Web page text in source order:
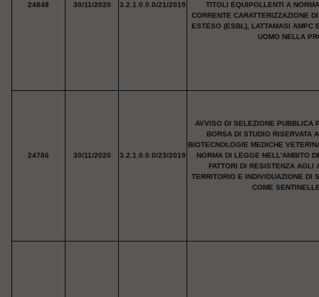
24848 30/11/2020 3.2.1.0.0.0/21/2019
TITOLI EQUIPOLLENTI A
CORRENTE CARATTERIZZAZIONE
ESTESO (ESBL), LATTAMASI AMPC
UOMO NELLA
24786 30/11/2020 3.2.1.0.0.0/23/2019
AVVISO DI SELEZIONE PUBBLICA
BORSA DI STUDIO RISERVATA
BIOTECNOLOGIE MEDICHE
NORMA DI LEGGE NELL'AMBITO
FATTORI DI RESISTENZA AGLI
TERRITORIO E INDIVIDUAZIONE DI
COME